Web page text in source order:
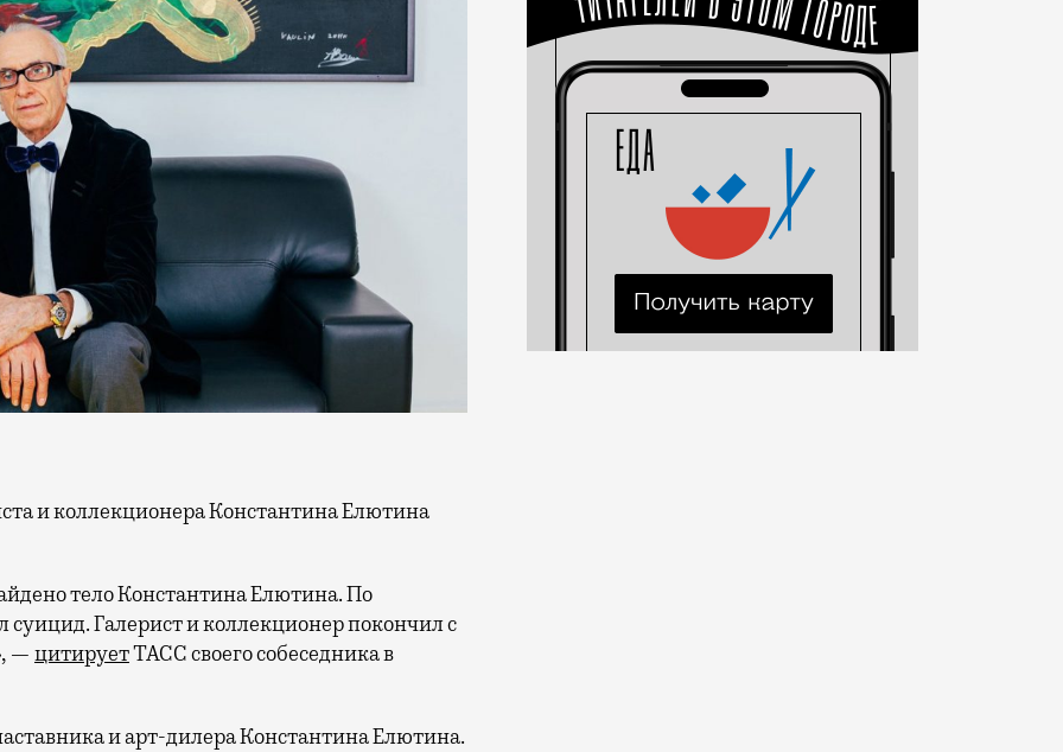
тело Константина Елютина. По
Галерист и коллекционер покончил с
— цитируетТАСС своего собеседника в
и арт-дилера Константина Елютина.